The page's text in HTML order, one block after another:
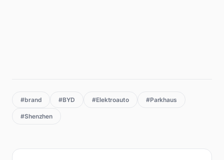
#brand #BYD #Elektroauto #Parkhaus
#Shenzhen